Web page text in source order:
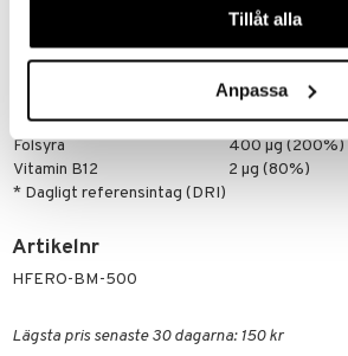
Tillåt alla
Anpassa
60 mg (75%)
Järn
21 mg (150%)
1.3 mg (93%)
Vitamin B1
1.1 mg (100%)
Folsyra
400 µg (200%)
Vitamin B12
2 µg (80%)
* Dagligt referensintag (DRI)
Artikelnr
HFERO-BM-500
Lägsta pris senaste 30 dagarna: 150 kr